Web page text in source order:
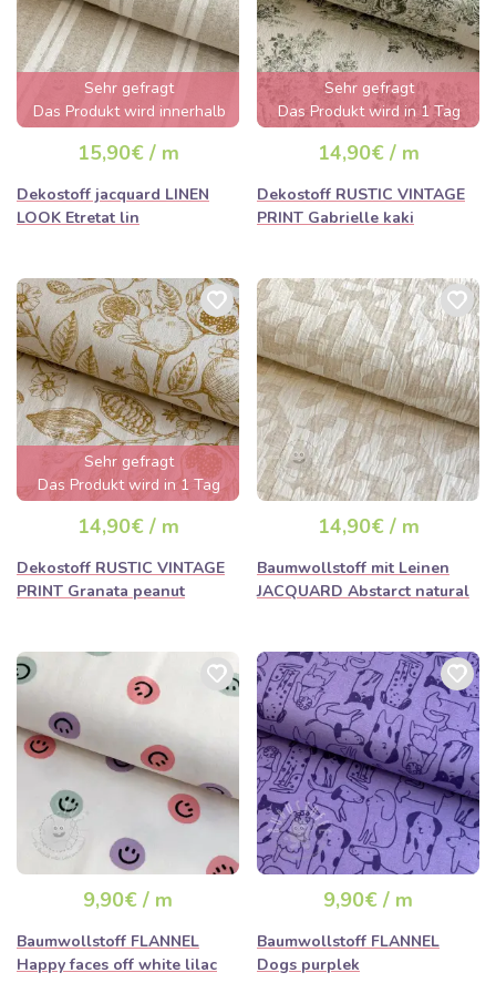
Sehr gefragt
Das Produkt wird innerhalb
von wenigen Stunden
ausverkauft sein
15,90€ / m
Dekostoff jacquard LINEN
LOOK Etretat lin
Sehr gefragt
Das Produkt wird in 1 Tag
ausverkauft sein
14,90€ / m
Dekostoff RUSTIC VINTAGE
PRINT Gabrielle kaki
Sehr gefragt
Das Produkt wird in 1 Tag
ausverkauft sein
14,90€ / m
Dekostoff RUSTIC VINTAGE
PRINT Granata peanut
14,90€ / m
Baumwollstoff mit Leinen
JACQUARD Abstarct natural
9,90€ / m
Baumwollstoff FLANNEL
Happy faces off white lilac
9,90€ / m
Baumwollstoff FLANNEL
Dogs purplek